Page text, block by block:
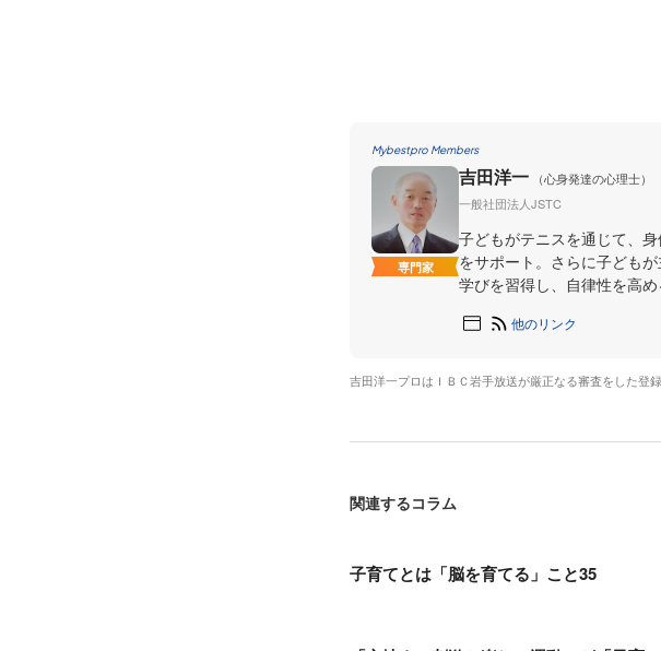
Mybestpro Members
専門家
吉田洋一
（心身発達の心理士）
一般社団法人JSTC
子どもがテニスを通じて、
をサポート。さらに子ども
学びを習得し、自律性を高め
他のリンク
吉田洋一プロはＩＢＣ岩手放送が厳正なる審査をした登
関連するコラム
子育てとは「脳を育てる」こと35